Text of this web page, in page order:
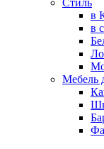
Стиль
в
в
Мебель